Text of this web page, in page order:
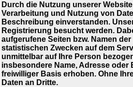
Durch die Nutzung unserer
Verarbeitung und Nutzung von
Beschreibung einverstanden.
Registrierung besucht werden.
aufgerufene Seiten bzw. Namen
statistischen Zwecken auf dem
unmittelbar auf Ihre Person
insbesondere Name, Adresse oder
freiwilliger Basis erhoben. Ohne
Daten an Dritte.